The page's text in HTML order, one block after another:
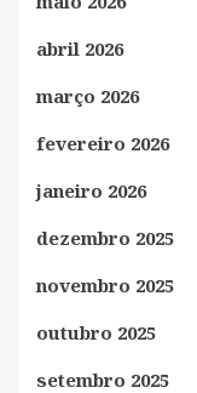
abril 2026
março 2026
fevereiro 2026
janeiro 2026
dezembro 2025
novembro 2025
outubro 2025
setembro 2025